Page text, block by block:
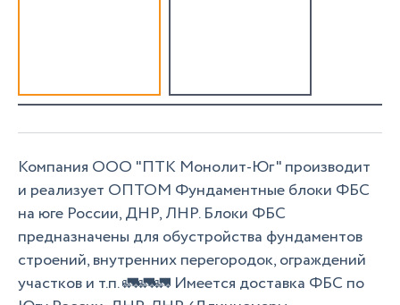
Компания ООО "ПТК Монолит-Юг" производит
и реализует ОПТОМ Фундаментные блоки ФБС
на юге России, ДНР, ЛНР. Блоки ФБС
предназначены для обустройства фундаментов
строений, внутренних перегородок, ограждений
участков и т.п. 🚛️🚛️🚛️ Имеется доставка ФБС по